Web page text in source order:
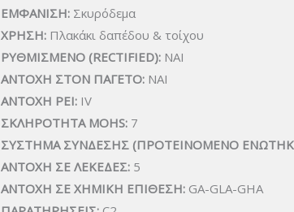
ΕΜΦΑΝΙΣΗ: Σκυρόδεμα
ΧΡΗΣΗ: Πλακάκι δαπέδου & τοίχου
ΡΥΘΜΙΣΜΕΝΟ (RECTIFIED): ΝΑΙ
ΑΝΤΟΧΗ ΣΤΟΝ ΠΑΓΕΤΟ: ΝΑΙ
ΑΝΤΟΧΗ PEI: IV
ΣΚΛΗΡΟΤΗΤΑ MOHS: 7
ΣΥΣΤΗΜΑ ΣΥΝΔΕΣΗΣ (ΠΡΟΤΕΙΝΟΜΕΝΟ
ΑΝΤΟΧΗ ΣΕ ΛΕΚΕΔΕΣ: 5
ΑΝΤΟΧΗ ΣΕ ΧΗΜΙΚΗ ΕΠΙΘΕΣΗ: GA-GLA-GHA